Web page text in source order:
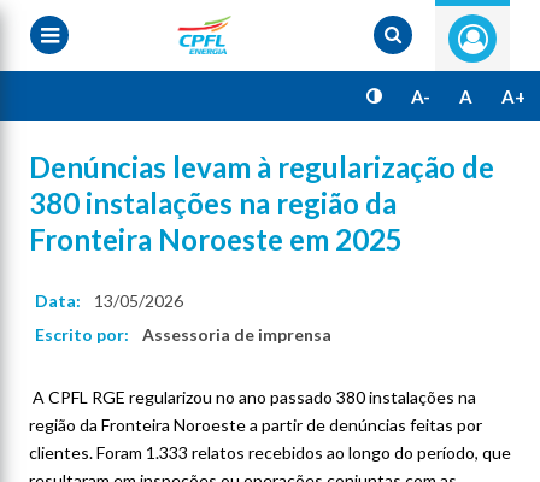
Pular
para
A- A A+
Denúncias levam à regularização de
380 instalações na região da
Fronteira Noroeste em 2025
Data:
13/05/2026
Escrito por:
Assessoria de imprensa
A CPFL RGE regularizou no ano passado 380 instalações na
região da Fronteira Noroeste a partir de denúncias feitas por
clientes. Foram 1.333 relatos recebidos ao longo do período, que